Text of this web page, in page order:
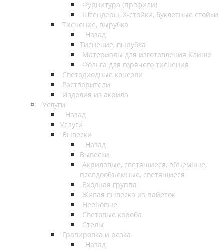
Фурнитура (профили)
Штендеры, Х-стойки, буклетные стойки
Тиснение, вырубка
Назад
Тиснение, вырубка
Материалы для изготовления Клише
Фольга для горячего тиснения
Светодиодные консоли
Растворители
Изделия из акрила
Услуги
Назад
Услуги
Вывески
Назад
Вывески
Акриловые, светящиеся, объемные,
псевдообъемные, светящиеся
Входная группа
Живая вывеска из пайеток
Неоновые
Световые короба
Стелы
Гравировка и резка
Назад